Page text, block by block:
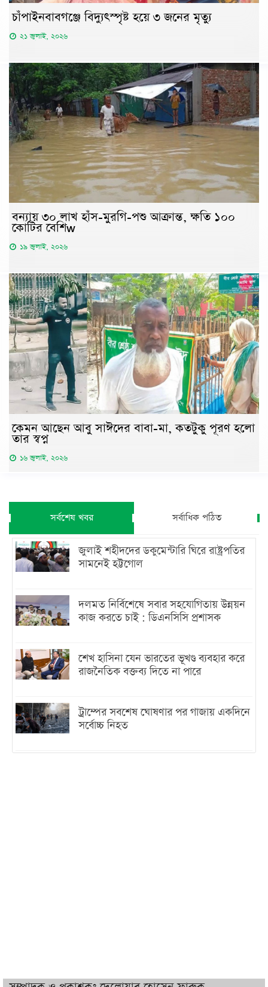
চাঁপাইনবাবগঞ্জে বিদ্যুৎস্পৃষ্ট হয়ে ৩ জনের মৃত্যু
২১ জুলাই, ২০২৬
বন্যায় ৩০ লাখ হাঁস-মুরগি-পশু আক্রান্ত, ক্ষতি ১০০
কোটির বেশিw
১৯ জুলাই, ২০২৬
কেমন আছেন আবু সাঈদের বাবা-মা, কতটুকু পূরণ হলো
তার স্বপ্ন
১৬ জুলাই, ২০২৬
সর্বশেষ খবর সর্বাধিক পঠিত
জুলাই শহীদদের ডকুমেন্টারি ঘিরে রাষ্ট্রপতির
সামনেই হট্টগোল
দলমত নির্বিশেষে সবার সহযোগিতায় উন্নয়ন
কাজ করতে চাই : ডিএনসিসি প্রশাসক
শেখ হাসিনা যেন ভারতের ভূখণ্ড ব্যবহার করে
রাজনৈতিক বক্তব্য দিতে না পারে
ট্রাম্পের সবশেষ ঘোষণার পর গাজায় একদিনে
সর্বোচ্চ নিহত
দুবাইয়ে বেনজীরের জামিন বাতিল করতে ল